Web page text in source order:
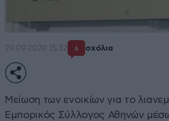
29·09·2020 15:32 6 σχόλια
Μείωση των ενοικίων για το
Εμπορικός Σύλλογος Αθηνών